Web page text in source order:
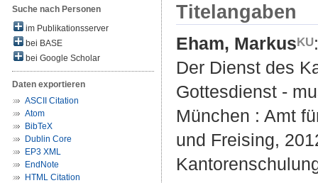
Suche nach Personen
im Publikationsserver
bei BASE
bei Google Scholar
Daten exportieren
ASCII Citation
Atom
BibTeX
Dublin Core
EP3 XML
EndNote
HTML Citation
Titelangaben
Eham, Markus
:
Der Dienst des
Gottesdienst -
München : Amt
und Freising,